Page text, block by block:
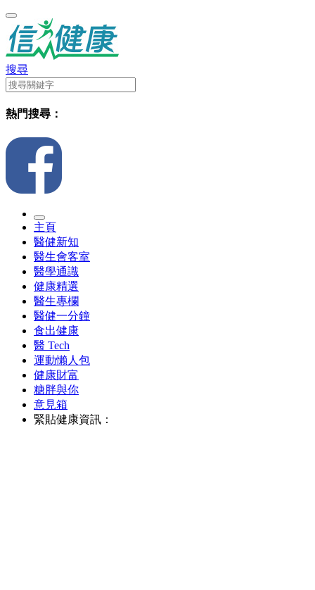
搜尋
熱門搜尋：
主頁
醫健新知
醫生會客室
醫學通識
健康精選
醫生專欄
醫健一分鐘
食出健康
醫 Tech
運動懶人包
健康財富
糖胖與你
意見箱
緊貼健康資訊：